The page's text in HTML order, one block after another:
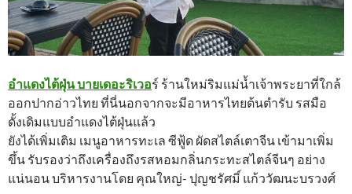
อำแดงไต้ฝุ่น บายเดอะริเวอร์ ร้านใหม่ริมแม่น้ำเจ้าพระยาที่ใกล้
ออกปากอ่าวไทย ที่นี่นอกจากจะมีอาหารไทยต้นตำรับ รสมือ
ดั้งเดิมแบบอำแดงไต้ฝุ่นแล้ว
ยังได้เพิ่มเติม เมนูอาหารทะเล ซีฟู้ด ผัดสไตล์เตาจีน เข้ามาเพิ่ม
ขึ้น รับรองว่าถึงเครื่องถึงรสหอมกลิ่นกระทะสไตล์จีนๆ อย่าง
แน่นอน บริหารงานโดย คุณใหญ่- ปุญชรัศมิ์ แก้ววัฒนะบรวงศ์